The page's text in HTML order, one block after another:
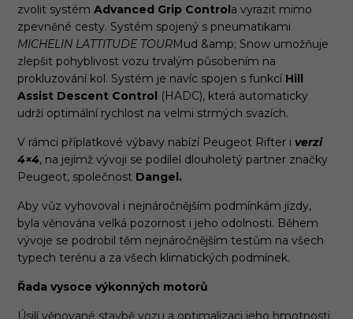
zvolit systémAdvanced Grip Controla vyrazit mimo
zpevněné cesty. Systém spojený s pneumatikami
MICHELIN LATTITUDE TOURMud &amp; Snow umožňuje
zlepšit pohyblivost vozu trvalým působením na
prokluzování kol. Systém je navíc spojen s funkcí Hill
Assist Descent Control (HADC), která automaticky
udrží optimální rychlost na velmi strmých svazích.
V rámci příplatkové výbavy nabízí Peugeot Rifter iverzi
4×4, na jejímž vývoji se podílel dlouholetý partner značky
Peugeot, společnost Dangel.
Aby vůz vyhovoval i nejnáročnějším podmínkám jízdy,
byla věnována velká pozornost i jeho odolnosti. Během
vývoje se podrobil těm nejnáročnějším testům na všech
typech terénu a za všech klimatických podmínek.
Řada vysoce výkonných motorů
Úsilí věnované stavbě vozu a optimalizaci jeho hmotnosti